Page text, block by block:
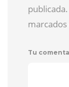
marcados
Tu